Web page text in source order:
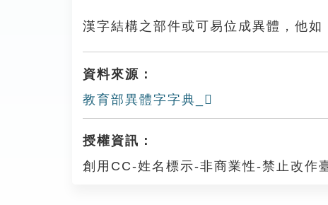
漢字結構之部件或可易位成異體，他如
資料來源：
教育部異體字字典_𪘷
授權資訊：
創用CC-姓名標示-非商業性-禁止改作